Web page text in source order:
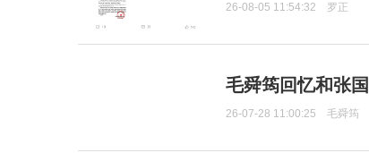
26-08-05 11:54:32 罗正
毛舜筠回忆和张
26-07-28 11:00:25 毛舜筠